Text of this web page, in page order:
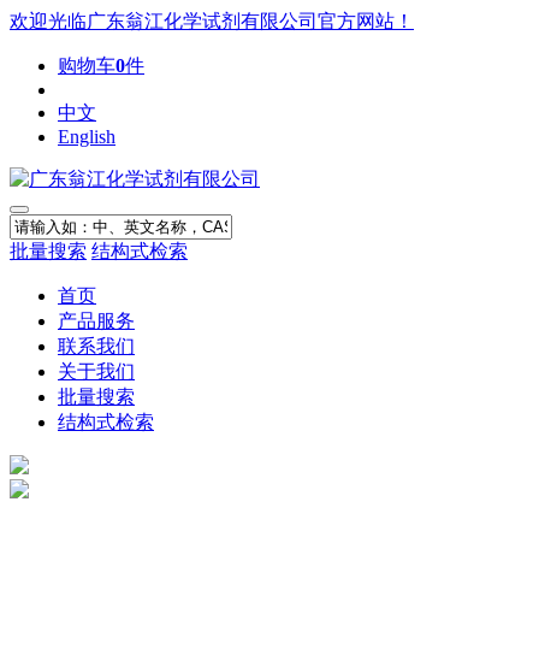
欢迎光临广东翁江化学试剂有限公司官方网站！
购物车0件
中文
English
批量搜索 结构式检索
首页
产品服务
联系我们
关于我们
批量搜索
结构式检索